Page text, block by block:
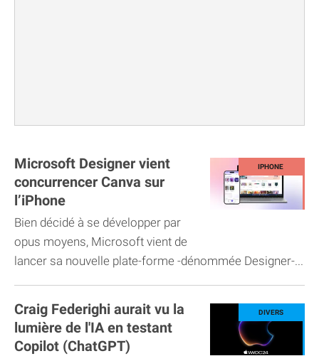
Microsoft Designer vient
concurrencer Canva sur
l’iPhone
Bien décidé à se développer par
opus moyens, Microsoft vient de
lancer sa nouvelle plate-forme -dénommée Designer-...
Craig Federighi aurait vu la
lumière de l'IA en testant
Copilot (ChatGPT)